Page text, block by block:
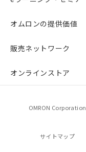
オムロンの提供価値
販売ネットワーク
オンラインストア
OMRON Corporation
サイトマップ